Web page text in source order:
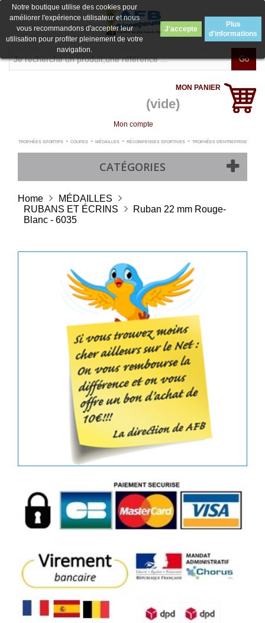
Go
MON PANIER
(vide)
Mon compte
TROPHÉES SPORTIFS- COUPES- MÉDAILLES- RÉCOMPENSES SPORTIVES- TROPHÉES D'ENTREPRISE
CATÉGORIES
Notre boutique utilise des cookies pour
améliorer l'expérience utilisateur et nous
vous recommandons d'accepter leur
utilisation pour profiter pleinement de votre
navigation.
J'accepte
Plus
d'informations
Home
MÉDAILLES
RUBANS ET ÉCRINS
Ruban 22 mm Rouge-
Blanc - 6035